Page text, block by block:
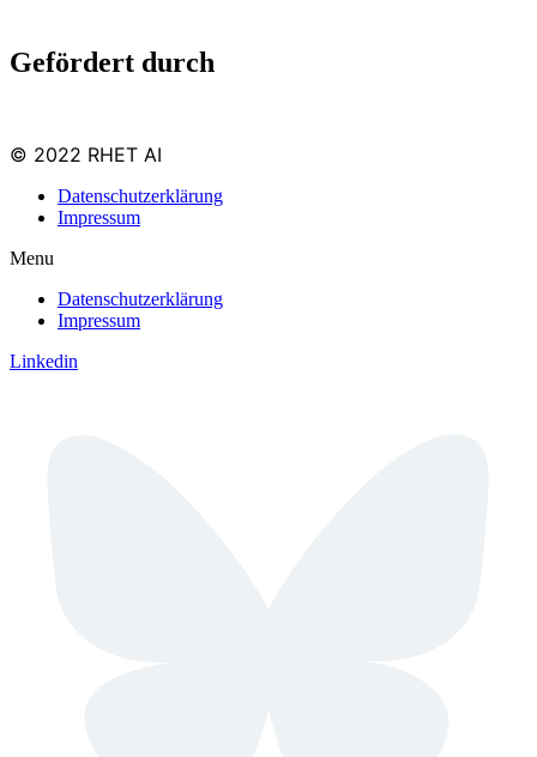
Gefördert durch
© 2022 RHET AI
Datenschutzerklärung
Impressum
Menu
Datenschutzerklärung
Impressum
Linkedin